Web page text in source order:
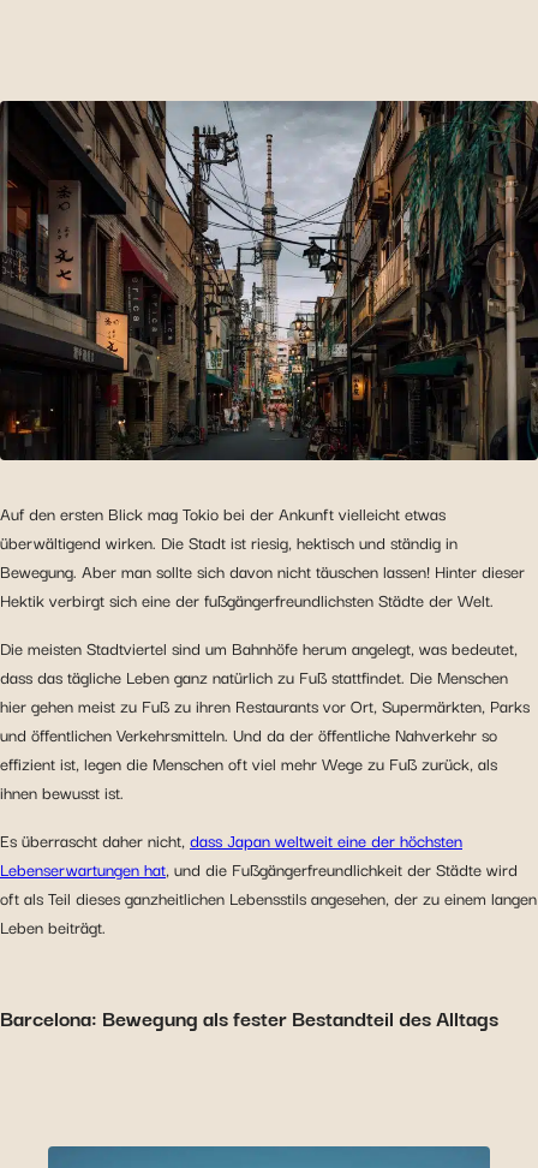
Auf den ersten Blick mag Tokio bei der Ankunft vielleicht etwas
überwältigend wirken. Die Stadt ist riesig, hektisch und ständig in
Bewegung. Aber man sollte sich davon nicht täuschen lassen! Hinter dieser
Hektik verbirgt sich eine der fußgängerfreundlichsten Städte der Welt.
Die meisten Stadtviertel sind um Bahnhöfe herum angelegt, was bedeutet,
dass das tägliche Leben ganz natürlich zu Fuß stattfindet. Die Menschen
hier gehen meist zu Fuß zu ihren Restaurants vor Ort, Supermärkten, Parks
und öffentlichen Verkehrsmitteln. Und da der öffentliche Nahverkehr so
effizient ist, legen die Menschen oft viel mehr Wege zu Fuß zurück, als
ihnen bewusst ist.
Es überrascht daher nicht,dass Japan weltweit eine der höchsten
Lebenserwartungen hat, und die Fußgängerfreundlichkeit der Städte wird
oft als Teil dieses ganzheitlichen Lebensstils angesehen, der zu einem langen
Leben beiträgt.
Barcelona: Bewegung als fester Bestandteil des Alltags